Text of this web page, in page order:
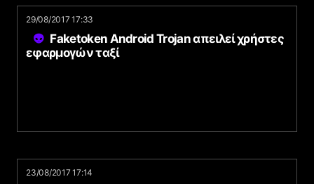
29/08/2017 17:33
Faketoken Android Trojan απειλεί χρήστες
εφαρμογών ταξί
23/08/2017 17:14